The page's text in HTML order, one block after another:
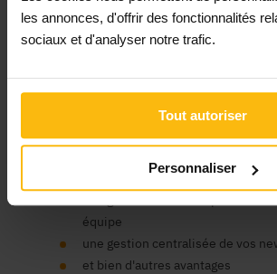
les annonces, d'offrir des fonctionnalités
sociaux et d'analyser notre trafic.
Tout autoriser
Personnaliser
Un compte organisme est nécessaire pour
de votre ASBL des avantages de la
consulter le contenu de nos fiches infos et
association, publier des annonces,
de formation en ligne, bénéficier d'un
un seul compte pour tous nos
équipe
une gestion centralisée de vos
et bien d'autres avantages